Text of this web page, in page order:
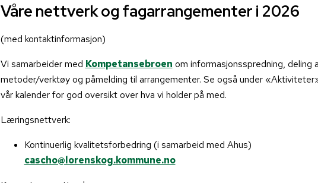
Våre nettverk og fagarrangementer i 2026
(med kontaktinformasjon)
Vi samarbeider med Kompetansebroen om informasjonsspredning, deling
metoder/verktøy og påmelding til arrangementer. Se også under
vår kalender for god oversikt over hva vi holder på med.
Læringsnettverk:
Kontinuerlig kvalitetsforbedring (i samarbeid med Ahus)
cascho@lorenskog.kommune.no